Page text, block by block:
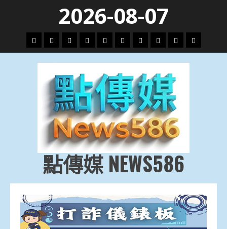
content
2026-08-07
頭
條
財
經
地
方.
會
文
教.
技
專
題
娛
樂
劇
政
治
國
際
運
動
生
活
點傳媒 NEWS586